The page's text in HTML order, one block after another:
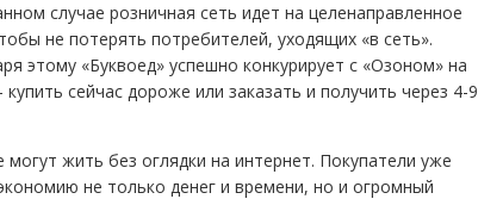
случае розничная сеть идет на целенаправленное
не потерять потребителей, уходящих «в сеть».
этому «Буквоед» успешно конкурирует с «Озоном» на
сейчас дороже или заказать и получить через 4-9
жить без оглядки на интернет. Покупатели уже
не только денег и времени, но и огромный